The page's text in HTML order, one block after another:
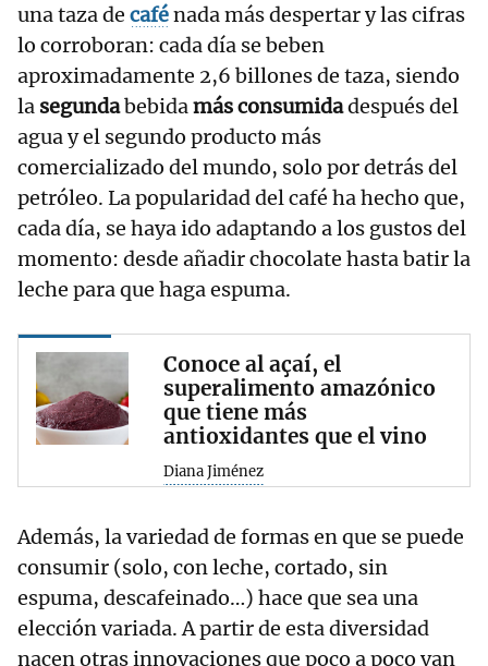
una taza de cafénada más despertar y las cifras
lo corroboran: cada día se beben
aproximadamente 2,6 billones de taza, siendo
la segundabebidamás consumidadespués del
agua y el segundo producto más
comercializado del mundo, solo por detrás del
petróleo. La popularidad del café ha hecho que,
cada día, se haya ido adaptando a los gustos del
momento: desde añadir chocolate hasta batir la
leche para que haga espuma.
Conoce al açaí, el
superalimento amazónico
que tiene más
antioxidantes que el vino
Diana Jiménez
Además, la variedad de formas en que se puede
consumir (solo, con leche, cortado, sin
espuma, descafeinado…) hace que sea una
elección variada. A partir de esta diversidad
nacen otras innovaciones que poco a poco van